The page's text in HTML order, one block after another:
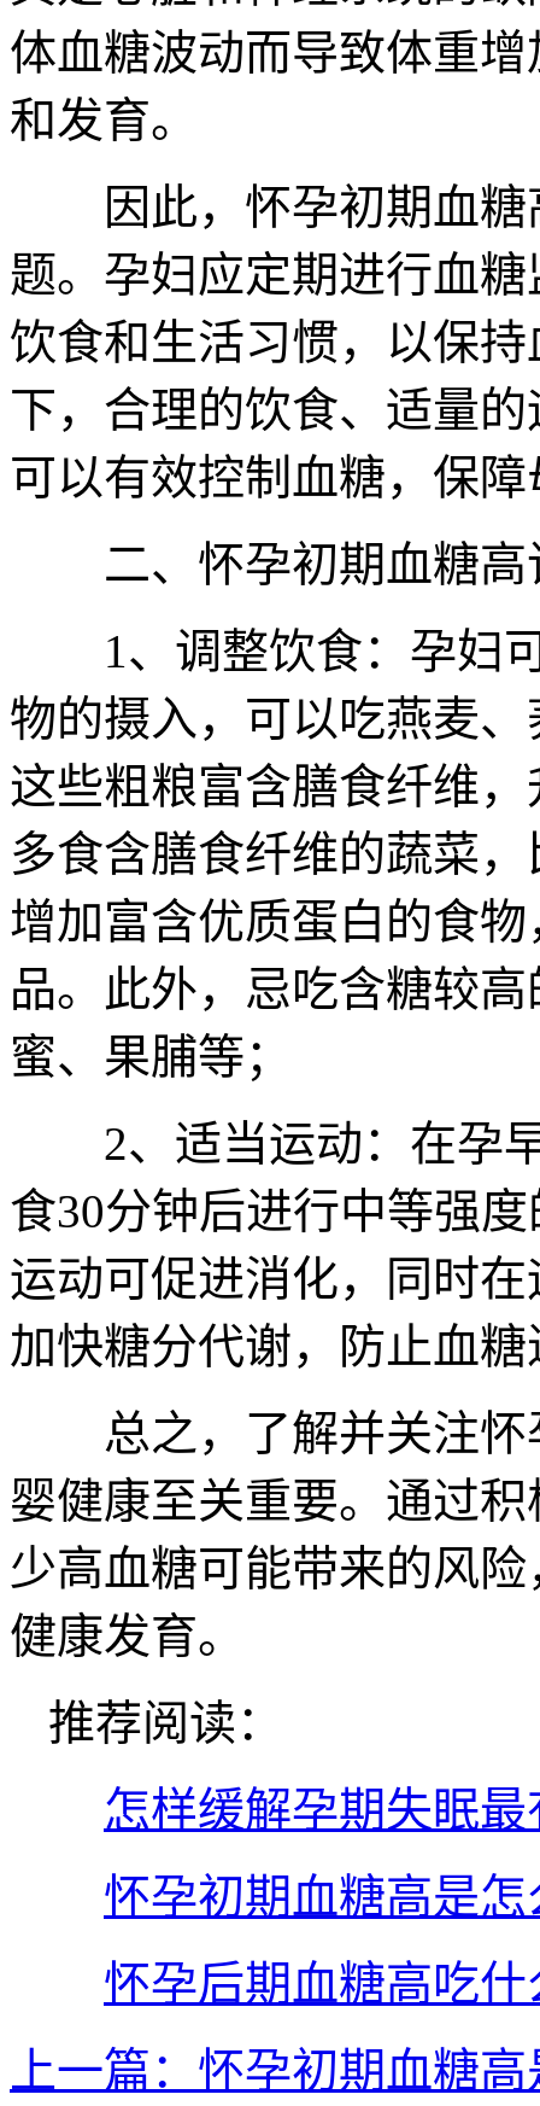
体血糖波动而导致体重
和发育。
因此，怀孕初期血糖
题。孕妇应定期进行血
饮食和生活习惯，以保
下，合理的饮食、适量
可以有效控制血糖，保
二、怀孕初期血糖高
1、调整饮食：孕妇可
物的摄入，可以吃燕麦
这些粗粮富含膳食纤维
多食含膳食纤维的蔬菜
增加富含优质蛋白的食
品。此外，忌吃含糖较
蜜、果脯等；
2、适当运动：在孕早
食30分钟后进行中等强
运动可促进消化，同时
加快糖分代谢，防止血
总之，了解并关注怀
婴健康至关重要。通过
少高血糖可能带来的风
健康发育。
推荐阅读：
怎样缓解孕期失眠
怀孕初期血糖高是
怀孕后期血糖高吃
上一篇：怀孕初期血糖